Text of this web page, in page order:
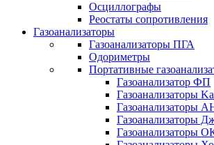
Осциллографы
Реостаты сопротивления
Газоанализаторы
Газоанализаторы ПГА
Одориметры
Портативные
Газоанализатор ФП
Газоанализаторы
Газоанализаторы
Газоанализаторы
Газоанализаторы